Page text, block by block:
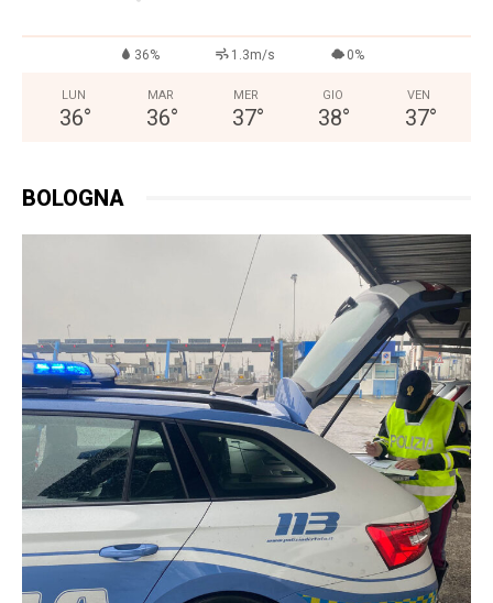
36% 1.3m/s 0%
LUN
36°
MAR
36°
MER
37°
GIO
38°
VEN
37°
BOLOGNA